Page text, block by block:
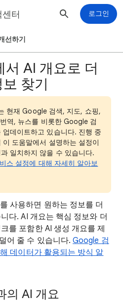
터 로그인
선하기
AI 개요로 더
찾기
현재 Google 검색, 지도, 쇼핑,
역, 뉴스를 비롯한 Google 검
데이트하고 있습니다. 진행 중
도움말에서 설명하는 설정이
일치하지 않을 수 있습니다.
스 설정에 대해 자세히 알아보
를 사용하면 원하는 정보를 더
다. AI 개요는 핵심 정보와 더
를 포함한 AI 생성 개요를 제
어 줄 수 있습니다.Google 검
데이터가 활용되는 방식 알
의 AI 개요